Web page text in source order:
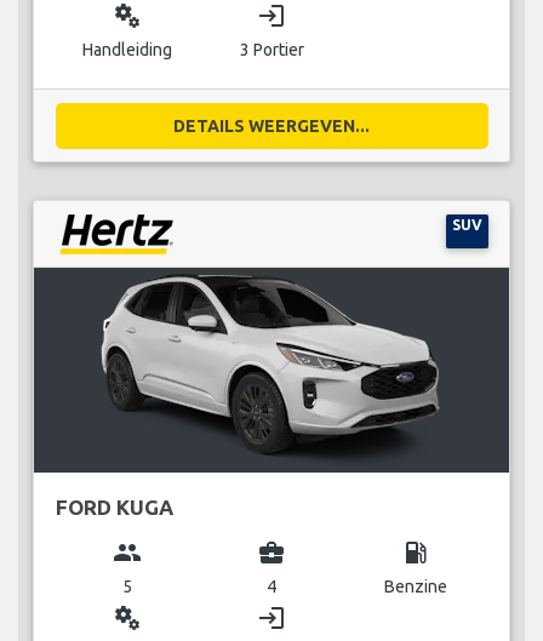
miscellaneous_services
Handleiding
login
3 Portier
DETAILS WEERGEVEN...
SUV
FORD KUGA
group
5
business_center
4
local_gas_station
Benzine
miscellaneous_services login